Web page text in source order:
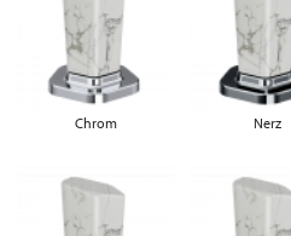
Chrom Nerz